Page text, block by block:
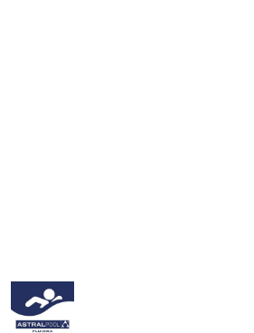
ASTRALPOOL-
LOGO_200X200